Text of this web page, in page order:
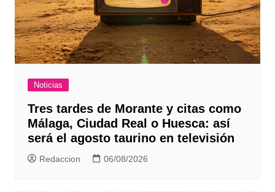
Noticias
Tres tardes de Morante y citas como
Málaga, Ciudad Real o Huesca: así
será el agosto taurino en televisión
Redaccion 06/08/2026